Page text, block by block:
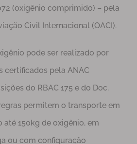
(oxigênio comprimido) – pela
Civil Internacional (OACI).
pode ser realizado por
certificados pela ANAC
do RBAC 175 e do Doc.
permitem o transporte em
150kg de oxigênio, em
ou com configuração